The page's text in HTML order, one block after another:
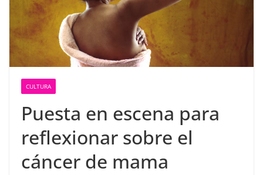
CULTURA
Puesta en escena para
reflexionar sobre el
cáncer de mama